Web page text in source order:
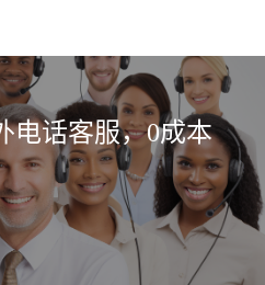
电话客服，0成本